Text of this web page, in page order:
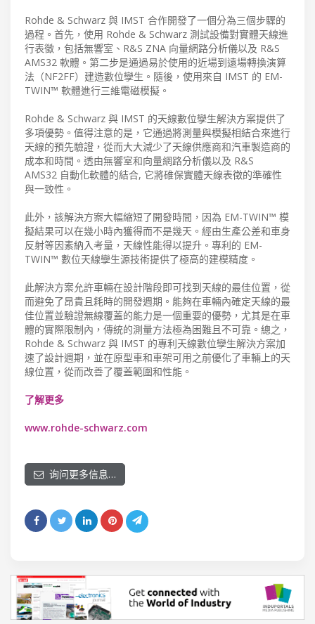
Rohde & Schwarz 與 IMST 合作開發了一個分為三個步驟的
過程。首先，使用 Rohde & Schwarz 測試設備對實體天線進
行表徵，包括無響室、R&S ZNA 向量網路分析儀以及 R&S
AMS32 軟體。第二步是通過易於使用的近場到遠場轉換演算
法（NF2FF）建造數位孿生。隨後，使用來自 IMST 的 EM-
TWIN™ 軟體進行三維電磁模擬。
Rohde & Schwarz 與 IMST 的天線數位孿生解決方案提供了
多項優勢。值得注意的是，它通過將測量與模擬相結合來進行
天線的預先驗證，從而大大減少了天線供應商和汽車製造商的
成本和時間。透由無響室和向量網路分析儀以及 R&S
AMS32 自動化軟體的結合, 它將碓保實體天線表徵的準確性
與一致性。
此外，該解決方案大幅縮短了開發時間，因為 EM-TWIN™ 模
擬結果可以在幾小時內獲得而不是幾天。經由生產公差和車身
反射等因素納入考量，天線性能得以提升。專利的 EM-
TWIN™ 數位天線孿生源技術提供了極高的建模精度。
此解決方案允許車輛在設計階段即可找到天線的最佳位置，從
而避免了昂貴且耗時的開發週期。能夠在車輛內確定天線的最
佳位置並驗證無線覆蓋的能力是一個重要的優勢，尤其是在車
體的實際限制內，傳統的測量方法極為困難且不可靠。總之，
Rohde & Schwarz 與 IMST 的專利天線數位孿生解決方案加
速了設計週期，並在原型車和車架可用之前優化了車輛上的天
線位置，從而改善了覆蓋範圍和性能。
了解更多
www.rohde-schwarz.com
询问更多信息…